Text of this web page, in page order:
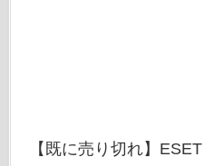
【既に売り切れ】